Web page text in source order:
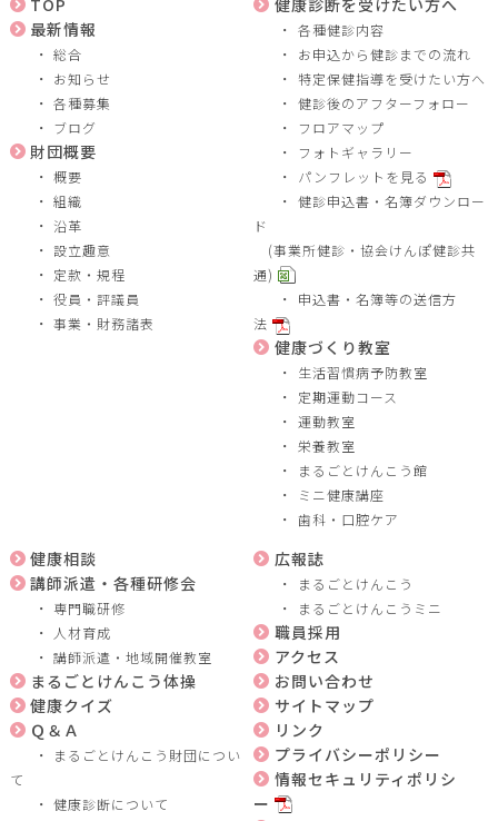
最新情報
総合
お知らせ
各種募集
ブログ
財団概要
概要
組織
沿革
設立趣意
定款・規程
役員・評議員
事業・財務諸表
各種健診内容
お申込から健診までの流れ
特定保健指導を受けたい方へ
健診後のアフターフォロー
フロアマップ
フォトギャラリー
パンフレットを見る
健診申込書・名簿ダウンロー
ド
(事業所健診・協会けんぽ健診共
通)
申込書・名簿等の送信方
法
健康づくり教室
生活習慣病予防教室
定期運動コース
運動教室
栄養教室
まるごとけんこう館
ミニ健康講座
歯科・口腔ケア
健康相談
講師派遣・各種研修会
専門職研修
人材育成
講師派遣・地域開催教室
まるごとけんこう体操
健康クイズ
Ｑ＆Ａ
まるごとけんこう財団につい
て
健康診断について
広報誌
まるごとけんこう
まるごとけんこうミニ
職員採用
アクセス
お問い合わせ
サイトマップ
リンク
プライバシーポリシー
情報セキュリティポリシ
ー